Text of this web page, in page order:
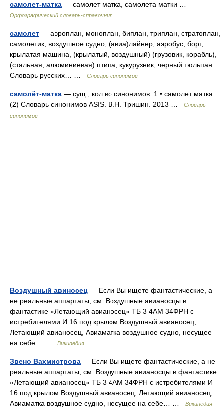
самолет-матка — самолет матка, самолета матки …
Орфографический словарь-справочник
самолет — аэроплан, моноплан, биплан, триплан, стратоплан,
самолетик, воздушное судно, (авиа)лайнер, аэробус, борт,
крылатая машина, (крылатый, воздушный) (грузовик, корабль),
(стальная, алюминиевая) птица, кукурузник, черный тюльпан
Словарь русских… …
Словарь синонимов
самолёт-матка — сущ., кол во синонимов: 1 • самолет матка
(2) Словарь синонимов ASIS. В.Н. Тришин. 2013 …
Словарь
синонимов
Воздушный авиносец — Если Вы ищете фантастические, а
не реальные аппартаты, см. Воздушные авианосцы в
фантастике «Летающий авианосец» ТБ 3 4АМ 34ФРН с
истребителями И 16 под крылом Воздушный авианосец,
Летающий авианосец, Авиаматка воздушное судно, несущее
на себе… …
Википедия
Звено Вахмистрова — Если Вы ищете фантастические, а не
реальные аппартаты, см. Воздушные авианосцы в фантастике
«Летающий авианосец» ТБ 3 4АМ 34ФРН с истребителями И
16 под крылом Воздушный авианосец, Летающий авианосец,
Авиаматка воздушное судно, несущее на себе… …
Википедия